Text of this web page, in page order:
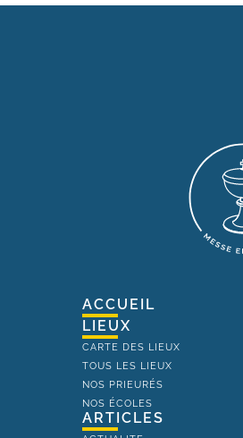
ACCUEIL
LIEUX
CARTE DES LIEUX
TOUS LES LIEUX
NOS PRIEURÉS
NOS ÉCOLES
ARTICLES